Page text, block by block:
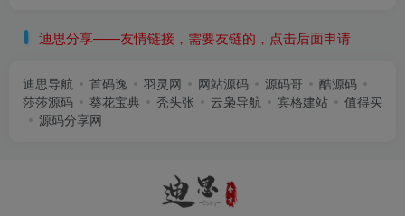
迪思分享——友情链接，需要友链的，点击后面申请
迪思导航 首码逸 羽灵网 网站源码 源码哥
酷源码
莎莎源码
葵花宝典 秃头张 云枭导航 宾格建站
值得买
源码分享网